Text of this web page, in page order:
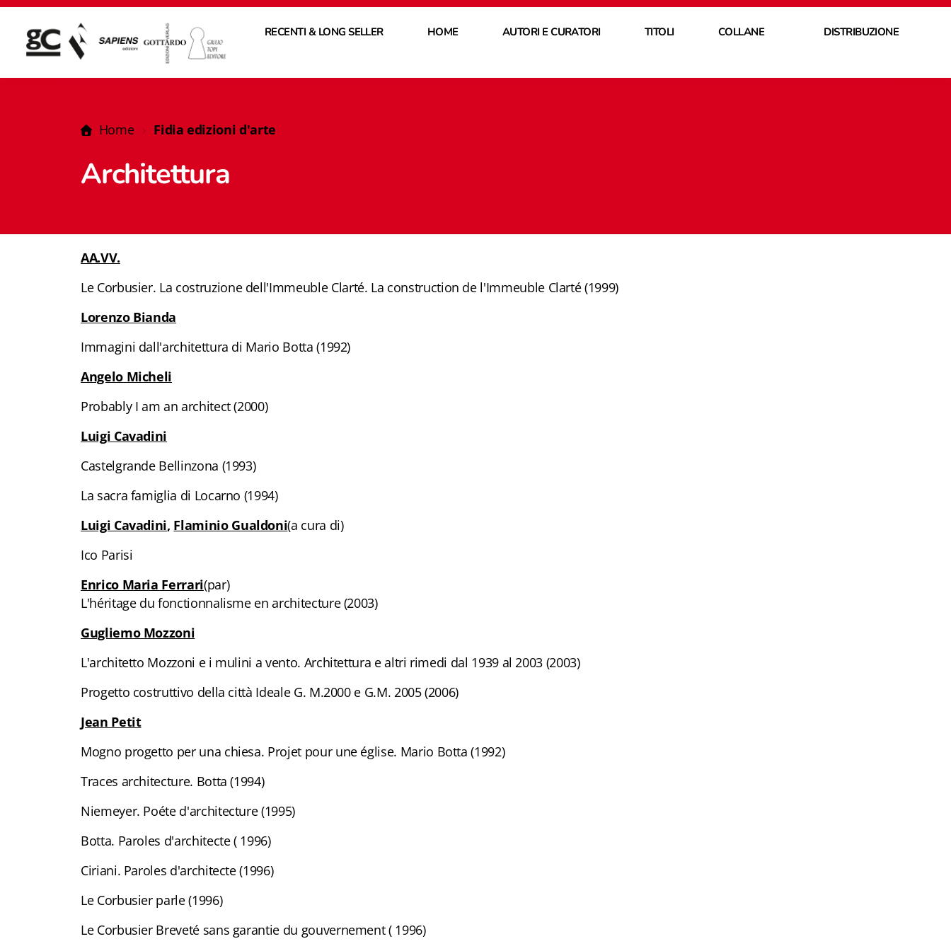
RECENTI & LONG SELLER HOME AUTORI E CURATORI TITOLI COLLANE DISTRIBUZIONE
Home Fidia edizioni d'arte
Architettura
AA.VV.
Le Corbusier. La costruzione dell'Immeuble Clarté. La construction de l'Immeuble Clarté (1999)
Lorenzo Bianda
Immagini dall'architettura di Mario Botta (1992)
Angelo Micheli
Probably I am an architect (2000)
Luigi Cavadini
Castelgrande Bellinzona (1993)
La sacra famiglia di Locarno (1994)
Luigi Cavadini, Flaminio Gualdoni(a cura di)
Ico Parisi
Enrico Maria Ferrari(par)
L'héritage du fonctionnalisme en architecture (2003)
Gugliemo Mozzoni
L'architetto Mozzoni e i mulini a vento. Architettura e altri rimedi dal 1939 al 2003 (2003)
Progetto costruttivo della città Ideale G. M.2000 e G.M. 2005 (2006)
Jean Petit
Mogno progetto per una chiesa. Projet pour une église. Mario Botta (1992)
Traces architecture. Botta (1994)
Niemeyer. Poéte d'architecture (1995)
Botta. Paroles d'architecte ( 1996)
Ciriani. Paroles d'architecte (1996)
Le Corbusier parle (1996)
Le Corbusier Breveté sans garantie du gouvernement ( 1996)